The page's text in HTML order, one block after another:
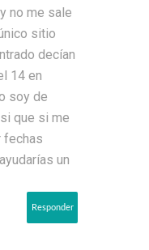
no me sale
sitio
decían
14 en
soy de
que si me
fechas
un
Responder